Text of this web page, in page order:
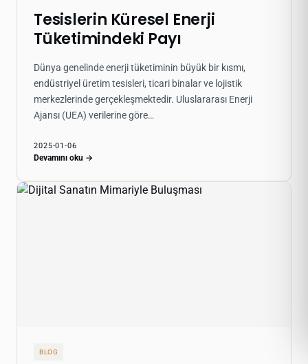
Tesislerin Küresel Enerji
Tüketimindeki Payı
Dünya genelinde enerji tüketiminin büyük bir kısmı,
endüstriyel üretim tesisleri, ticari binalar ve lojistik
merkezlerinde gerçekleşmektedir. Uluslararası Enerji
Ajansı (UEA) verilerine göre…
2025-01-06
Devamını oku →
BLOG